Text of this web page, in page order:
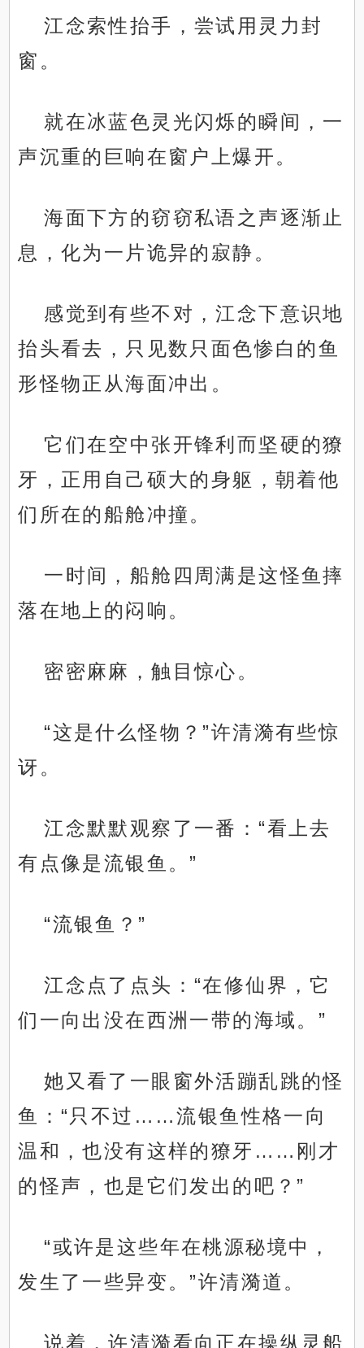
江念索性抬手，尝试用灵力封
窗。
就在冰蓝色灵光闪烁的瞬间，一
声沉重的巨响在窗户上爆开。
海面下方的窃窃私语之声逐渐止
息，化为一片诡异的寂静。
感觉到有些不对，江念下意识地
抬头看去，只见数只面色惨白的鱼
形怪物正从海面冲出。
它们在空中张开锋利而坚硬的獠
牙，正用自己硕大的身躯，朝着他
们所在的船舱冲撞。
一时间，船舱四周满是这怪鱼摔
落在地上的闷响。
密密麻麻，触目惊心。
“这是什么怪物？”许清漪有些惊
讶。
江念默默观察了一番：“看上去
有点像是流银鱼。”
“流银鱼？”
江念点了点头：“在修仙界，它
们一向出没在西洲一带的海域。”
她又看了一眼窗外活蹦乱跳的怪
鱼：“只不过……流银鱼性格一向
温和，也没有这样的獠牙……刚才
的怪声，也是它们发出的吧？”
“或许是这些年在桃源秘境中，
发生了一些异变。”许清漪道。
说着，许清漪看向正在操纵灵船